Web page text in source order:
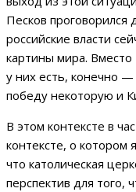
Песков проговорился
российские власти
картины мира.
у них есть, конечно
победу некоторую и
В этом контексте в
контексте, о котором
что католическая
перспектив для того,